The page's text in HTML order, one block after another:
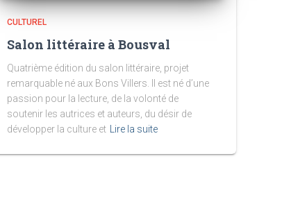
CULTUREL
Salon littéraire à Bousval
Quatrième édition du salon littéraire, projet
remarquable né aux Bons Villers. Il est né d’une
passion pour la lecture, de la volonté de
soutenir les autrices et auteurs, du désir de
développer la culture et
Lire la suite